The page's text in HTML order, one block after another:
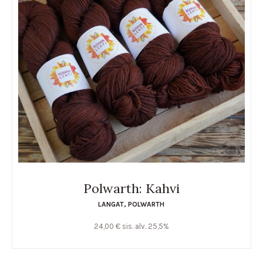
Polwarth: Kahvi
LANGAT,POLWARTH
24,00 € sis. alv. 25,5%